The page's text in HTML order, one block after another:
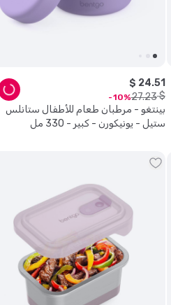
بينتغو - مرطبان طعام للأطفال ستانلس
ستيل - يونيكورن - كبير - 330 مل
$ 24.51
$
27.23
10